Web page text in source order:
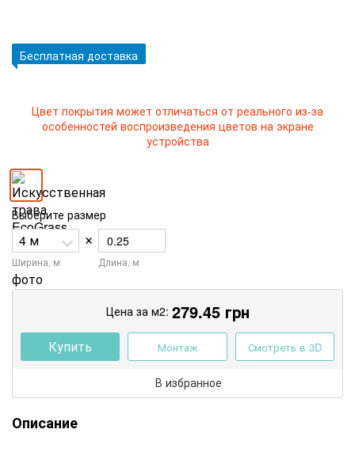
Бесплатная доставка
Цвет покрытия может отличаться от реального из-за
особенностей воспроизведения цветов на экране
устройства
Выберите размер
Ширина, м
×
Длина, м
Цена за м2: 279.45грн
Купить Монтаж Смотреть в 3D
В избранное
Описание